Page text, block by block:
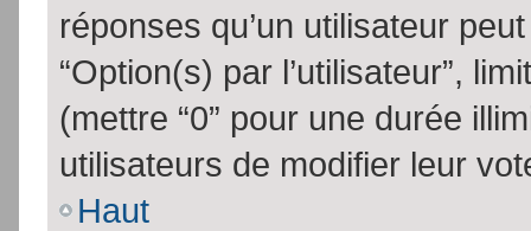
réponses qu’un utilisateur
“Option(s) par l’utilisateur”,
(mettre “0” pour une durée
utilisateurs de modifier leur
Haut